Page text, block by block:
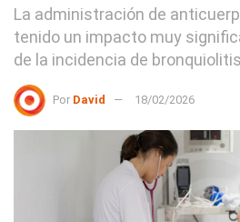
La administración de
tenido un impacto muy
de la incidencia de
Por David 18/02/2026